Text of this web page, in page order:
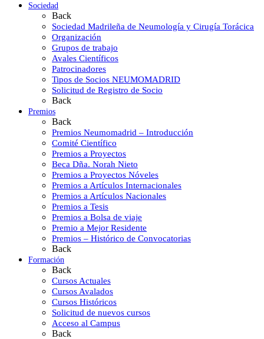
Sociedad
Back
Sociedad Madrileña de Neumología y Cirugía Torácica
Organización
Grupos de trabajo
Avales Científicos
Patrocinadores
Tipos de Socios NEUMOMADRID
Solicitud de Registro de Socio
Back
Premios
Back
Premios Neumomadrid – Introducción
Comité Científico
Premios a Proyectos
Beca Dña. Norah Nieto
Premios a Proyectos Nóveles
Premios a Artículos Internacionales
Premios a Artículos Nacionales
Premios a Tesis
Premios a Bolsa de viaje
Premio a Mejor Residente
Premios – Histórico de Convocatorias
Back
Formación
Back
Cursos Actuales
Cursos Avalados
Cursos Históricos
Solicitud de nuevos cursos
Acceso al Campus
Back